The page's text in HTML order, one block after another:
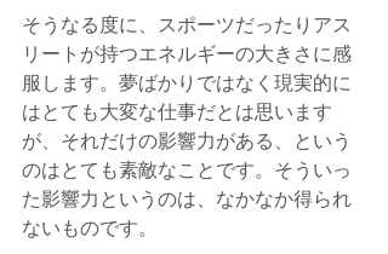
そうなる度に、スポーツだったりアス
リートが持つエネルギーの大きさに感
服します。夢ばかりではなく現実的に
はとても大変な仕事だとは思います
が、それだけの影響力がある、という
のはとても素敵なことです。そういっ
た影響力というのは、なかなか得られ
ないものです。